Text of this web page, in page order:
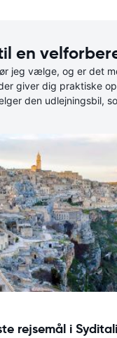
en
jeg vælge, og er det
giver dig praktiske
den udlejningsbil,
rejsemål i